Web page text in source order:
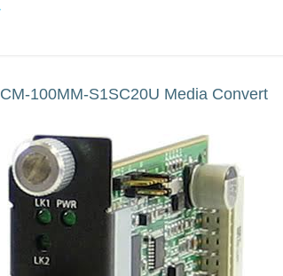
CM-100MM-S1SC20U Media Convert